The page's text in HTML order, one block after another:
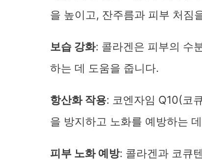
을 높이고, 잔주름과 피부 처짐
보습 강화: 콜라겐은 피부의 수
하는 데 도움을 줍니다.
항산화 작용: 코엔자임 Q10(코
을 방지하고 노화를 예방하는
피부 노화 예방: 콜라겐과 코큐